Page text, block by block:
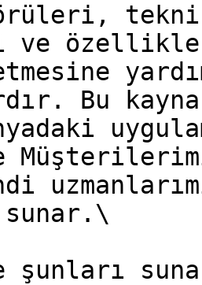
Bu
şunları